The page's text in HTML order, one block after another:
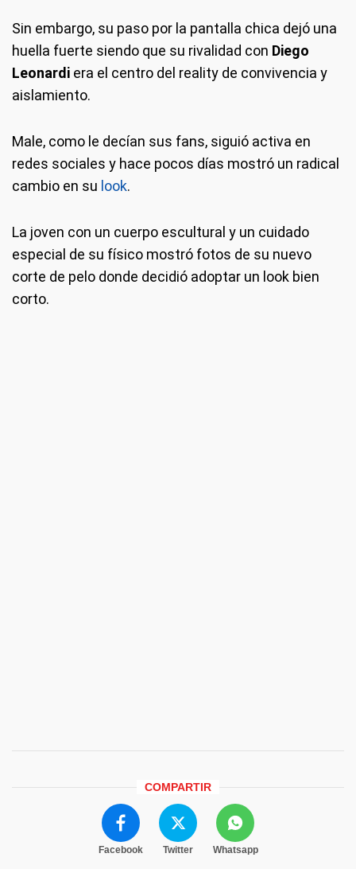
Sin embargo, su paso por la pantalla chica dejó una
huella fuerte siendo que su rivalidad con Diego
Leonardi era el centro del reality de convivencia y
aislamiento.
Male, como le decían sus fans, siguió activa en
redes sociales y hace pocos días mostró un radical
cambio en su look.
La joven con un cuerpo escultural y un cuidado
especial de su físico mostró fotos de su nuevo
corte de pelo donde decidió adoptar un look bien
corto.
COMPARTIR
Facebook Twitter Whatsapp